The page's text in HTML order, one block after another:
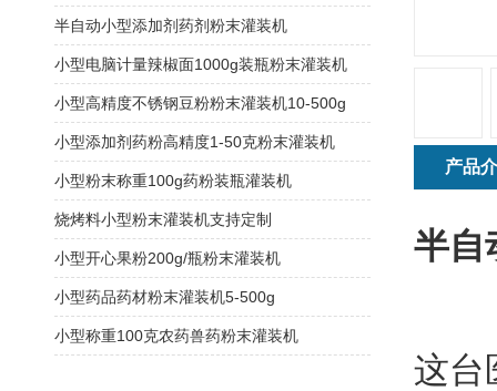
产品
半自
这台
半自动小型添加剂药剂粉末灌装机
小型电脑计量辣椒面1000g装瓶粉末灌装机
小型高精度不锈钢豆粉粉末灌装机10-500g
小型添加剂药粉高精度1-50克粉末灌装机
小型粉末称重100g药粉装瓶灌装机
烧烤料小型粉末灌装机支持定制
小型开心果粉200g/瓶粉末灌装机
小型药品药材粉末灌装机5-500g
小型称重100克农药兽药粉末灌装机